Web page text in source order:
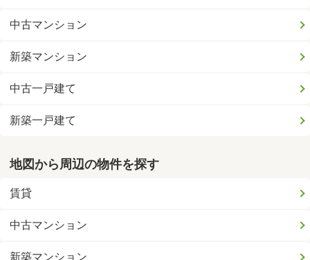
中古マンション
新築マンション
中古一戸建て
新築一戸建て
地図から周辺の物件を探す
賃貸
中古マンション
新築マンション